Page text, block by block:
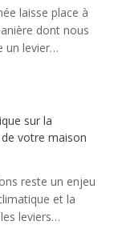
laisse place à
dont nous
un levier…
sur la
votre maison
reste un enjeu
et la
leviers…